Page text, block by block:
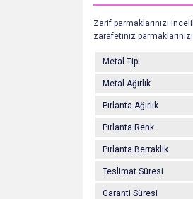
Zarif parmaklarınızı
zarafetiniz
Metal Tipi
Metal Ağırlık
Pırlanta Ağırlık
Pırlanta Renk
Pırlanta Berraklık
Teslimat Süresi
Garanti Süresi